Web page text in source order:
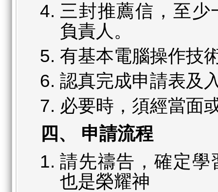
三封推薦信，至
負責人。
有基本電腦操作技
認真完成申請表及
必要時，須經當面
四、 申請流程
請先禱告，確定學
也是榮耀神